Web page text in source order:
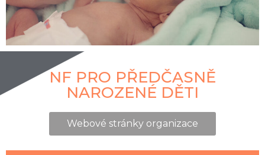
NF PRO PŘEDČASNĚ
NAROZENÉ DĚTI
Webové stránky organizace